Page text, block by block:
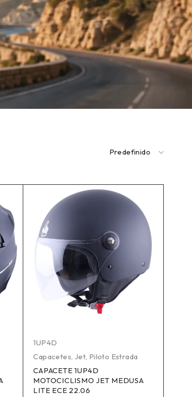
Predefinido
1UP4D
Capacetes Jet, Piloto Estrada
CAPACETE 1UP4D
MOTOCICLISMO JET MEDUSA
LITE ECE 22.06